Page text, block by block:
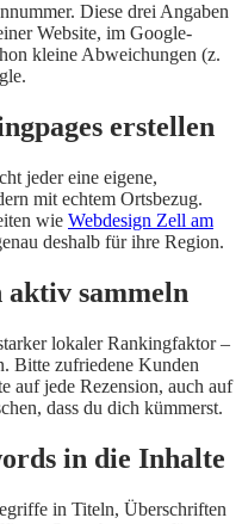
Diese drei Angaben
Website, im Google-
kleine Abweichungen (z.
erstellen
jeder eine eigene,
mit echtem Ortsbezug.
wie Webdesign Zell am
deshalb für ihre Region.
sammeln
lokaler Rankingfaktor –
Bitte zufriedene Kunden
auf jede Rezension, auch auf
dass du dich kümmerst.
in die Inhalte
in Titeln, Überschriften